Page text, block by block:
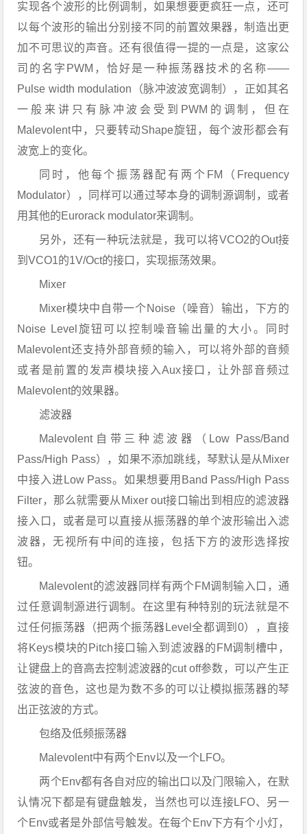
实现各个波形的比例调制，如果想要更疯狂一点，还可
以每个波形的输出分别接不同的前置效果器，制造出更
加不可思议的声音。还有很值得一提的一点是，这家公
司的名字PWM，恰好是一种振荡器技术的名称——
Pulse width modulation（脉冲波波宽调制），正如其名
一般来讲只有脉冲波会受到PWM的调制，但在
Malevolent中，只要转动Shape旋钮，每个波形都会有
波宽上的变化。
同时，他每个振荡器配有两个FM（Frequency
Modulator），同样可以通过琴本身的调制源调制，或者
用其他的Eurorack modulator来调制。
另外，还有一种玩法就是，我可以将VCO2的Out接
到VCO1的1V/Oct的接口，实现振荡效果。
Mixer
Mixer模块中自带一个Noise（噪音）输出，下方的
Noise Level旋钮可以控制噪音输出量的大小。同时
Malevolent还支持外部音频的输入，可以将外部的音频
或者是前置的发声模块接入Aux接口，让外部音频过
Malevolent的效果器。
滤波器
Malevolent自带三种滤波器（Low Pass/Band
Pass/High Pass），如果不添加跳线，琴默认是从Mixer
中接入进Low Pass。如果想要用Band Pass/High Pass
Filter，那么就需要从Mixer out接口输出到相应的滤波器
接入口，或者是可以直接从振荡器的单个波形输出入滤
波器，无视所有中间的连接，包括下方的波形选择按
钮。
Malevolent的滤波器同样有两个FM调制输入口，通
过任意调制源进行调制。在这里有种特别的玩法就是不
过任何振荡器（把两个振荡器Level全都调到0），直接
将Keys模块的Pitch接口输入到滤波器的FM调制槽中，
让键盘上的音高去控制滤波器的cut off参数，可以产生正
弦波的音色，这也是为数不多的可以让模拟振荡器的琴
出正弦波的方式。
包络及低频振荡器
Malevolent中有两个Env以及一个LFO。
两个Env都有各自对应的输出口以及门限输入，在默
认情况下都是有键盘触发，当然也可以连接LFO、另一
个Env或者是外部信号触发。在每个Env下方有个小灯，